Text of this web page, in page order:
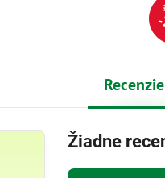
Recenzie
Žiadne